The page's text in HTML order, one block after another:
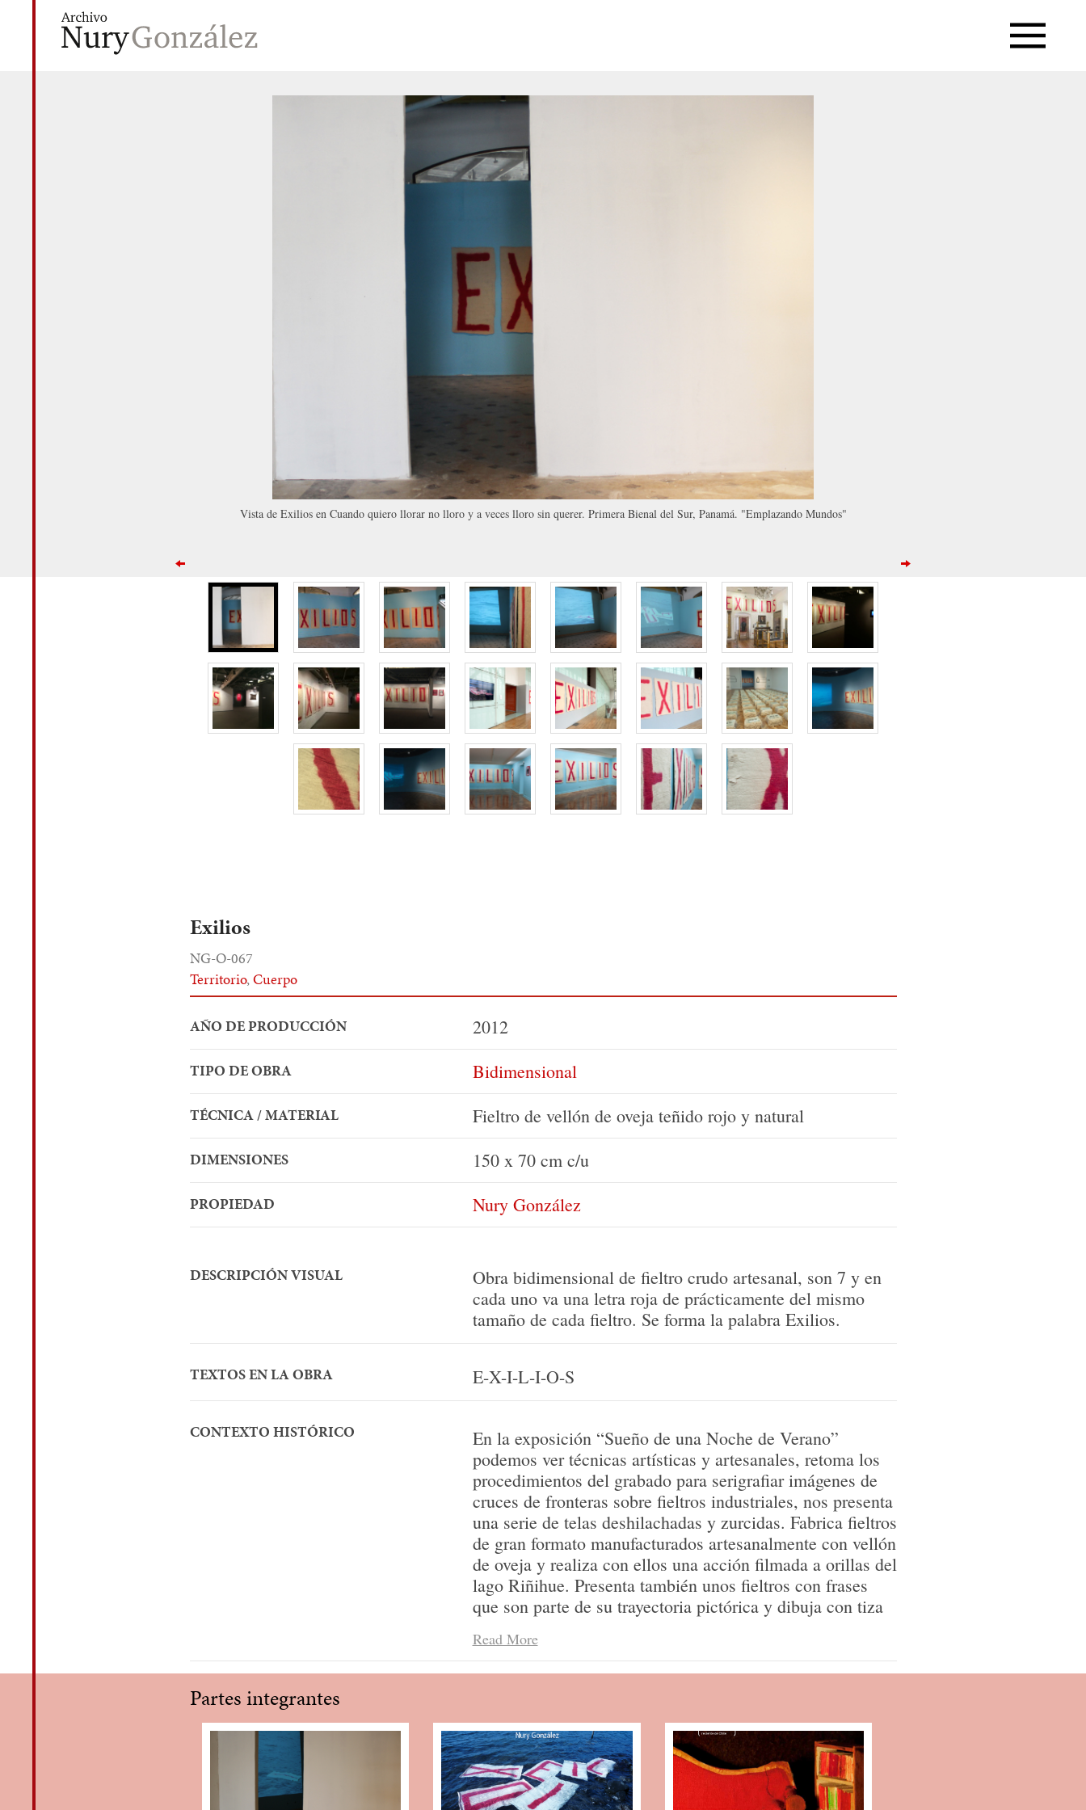
Vista de Exilios en Cuando quiero llorar no lloro y a veces lloro sin querer. Primera Bienal del Sur, Panamá. "Emplazando Mundos"
Exilios
NG-O-067
Territorio,Cuerpo
AÑO DE PRODUCCIÓN 2012
TIPO DE OBRA Bidimensional
TÉCNICA / MATERIAL Fieltro de vellón de oveja teñido rojo y natural
DIMENSIONES 150 x 70 cm c/u
PROPIEDAD Nury González
DESCRIPCIÓN VISUAL
Obra bidimensional de fieltro crudo artesanal, son 7 y en
cada uno va una letra roja de prácticamente del mismo
tamaño de cada fieltro. Se forma la palabra Exilios.
TEXTOS EN LA OBRA E-X-I-L-I-O-S
CONTEXTO HISTÓRICO
En la exposición “Sueño de una Noche de Verano”
podemos ver técnicas artísticas y artesanales, retoma los
procedimientos del grabado para serigrafiar imágenes de
cruces de fronteras sobre fieltros industriales, nos presenta
una serie de telas deshilachadas y zurcidas. Fabrica fieltros
de gran formato manufacturados artesanalmente con vellón
de oveja y realiza con ellos una acción filmada a orillas del
lago Riñihue. Presenta también unos fieltros con frases
que son parte de su trayectoria pictórica y dibuja con tiza
correspondencias.
al sistema mercantil que opera en el país luego de la
Dictadura Cívico Militar. En este contexto el presidente es
Sebastian Piñera, representando a este legado. En las
reflexiones creativas de la artista, quien confiesa
Read More
Partes integrantes